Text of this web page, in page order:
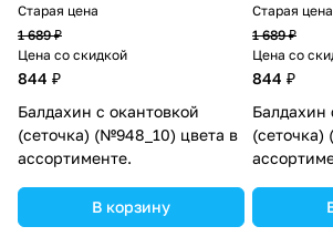
Старая цена
1 689 ₽
Цена со скидкой
844 ₽
Балдахин с окантовкой
(сеточка) (№948_10) цвета в
ассортименте.
В корзину
Старая цена
1 689 ₽
Цена со
844 ₽
Балдахин